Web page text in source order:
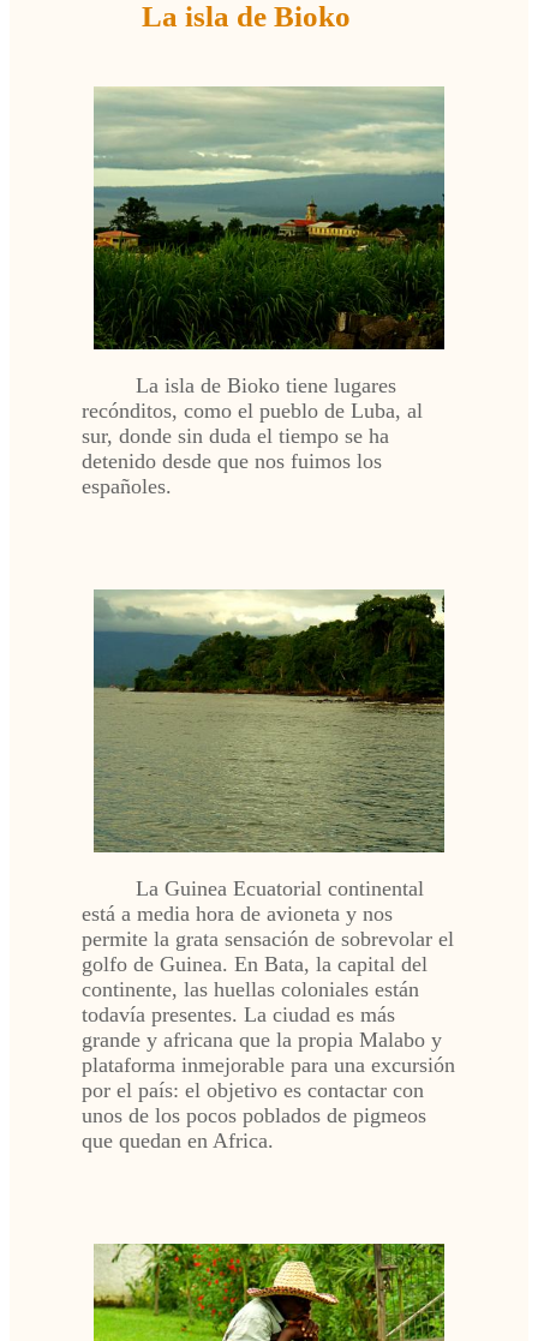
La isla de Bioko
La isla de Bioko tiene lugares
recónditos, como el pueblo de Luba, al
sur, donde sin duda el tiempo se ha
detenido desde que nos fuimos los
españoles.
La Guinea Ecuatorial continental
está a media hora de avioneta y nos
permite la grata sensación de sobrevolar el
golfo de Guinea. En Bata, la capital del
continente, las huellas coloniales están
todavía presentes. La ciudad es más
grande y africana que la propia Malabo y
plataforma inmejorable para una excursión
por el país: el objetivo es contactar con
unos de los pocos poblados de pigmeos
que quedan en Africa.